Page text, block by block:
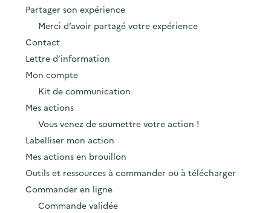
Partager son expérience
Merci d’avoir partagé votre expérience
Contact
Lettre d’information
Mon compte
Kit de communication
Mes actions
Vous venez de soumettre votre action !
Labelliser mon action
Mes actions en brouillon
Outils et ressources à commander ou à télécharger
Commander en ligne
Commande validée